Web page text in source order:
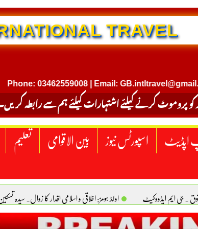
03462559008 | Email: GB.intltravel@gmail.com
کو پروموٹ کرنے کیلئے اشتہارات کیلئے ہم سے رابطہ
اپڈیٹ اسپورٹس نیوز بین الاقوامی تعلیم
. جی ایم ایڈووکیٹ اولڈ ہومز: اخلاقی و اسلامی اقدار کا زوال. سیدہ
امریکا یومِ استحصالِ کشمیر انجینیئر علی رضوان چوہدری برقع